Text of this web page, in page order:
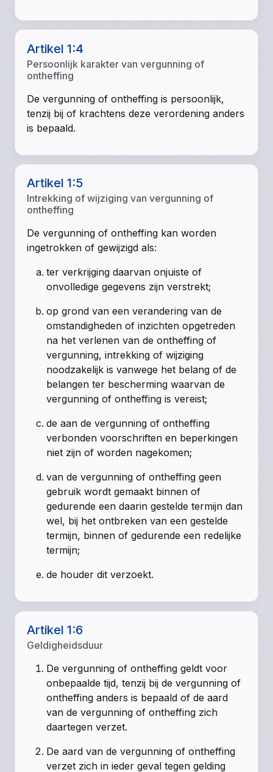
Artikel 1:4
Persoonlijk karakter van vergunning of
ontheffing
De vergunning of ontheffing is persoonlijk,
tenzij bij of krachtens deze verordening anders
is bepaald.
Artikel 1:5
Intrekking of wijziging van vergunning of
ontheffing
De vergunning of ontheffing kan worden
ingetrokken of gewijzigd als:
ter verkrijging daarvan onjuiste of
onvolledige gegevens zijn verstrekt;
op grond van een verandering van de
omstandigheden of inzichten opgetreden
na het verlenen van de ontheffing of
vergunning, intrekking of wijziging
noodzakelijk is vanwege het belang of de
belangen ter bescherming waarvan de
vergunning of ontheffing is vereist;
de aan de vergunning of ontheffing
verbonden voorschriften en beperkingen
niet zijn of worden nagekomen;
van de vergunning of ontheffing geen
gebruik wordt gemaakt binnen of
gedurende een daarin gestelde termijn dan
wel, bij het ontbreken van een gestelde
termijn, binnen of gedurende een redelijke
termijn;
de houder dit verzoekt.
Artikel 1:6
Geldigheidsduur
De vergunning of ontheffing geldt voor
onbepaalde tijd, tenzij bij de vergunning of
ontheffing anders is bepaald of de aard
van de vergunning of ontheffing zich
daartegen verzet.
De aard van de vergunning of ontheffing
verzet zich in ieder geval tegen gelding